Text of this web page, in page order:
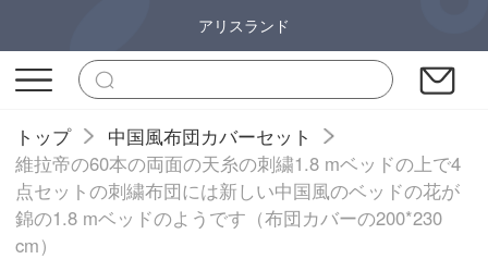
アリスランド
トップ
中国風布団カバーセット
維拉帝の60本の両面の天糸の刺繍1.8 mベッドの上で4
点セットの刺繍布団には新しい中国風のベッドの花が
錦の1.8 mベッドのようです（布団カバーの200*230
cm）